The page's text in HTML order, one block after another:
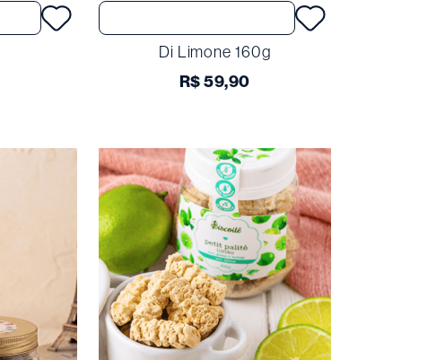
Di Limone 160g
R$59,90